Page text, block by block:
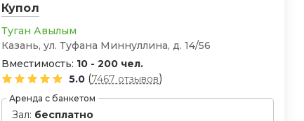
Купол
Туган Авылым
Казань, ул. Туфана Миннуллина, д. 14/56
Вместимость: 10 - 200 чел.
5.0 (7467 отзывов)
Аренда с банкетом
Зал: бесплатно